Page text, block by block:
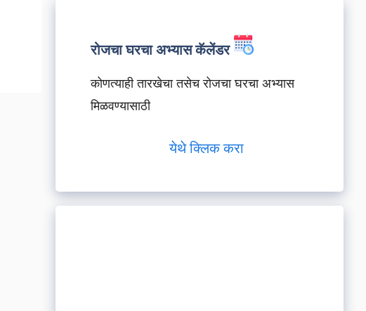
रोजचा घरचा अभ्यास कॅलेंडर
कोणत्याही तारखेचा तसेच रोजचा घरचा अभ्यास
मिळवण्यासाठी
येथे क्लिक करा